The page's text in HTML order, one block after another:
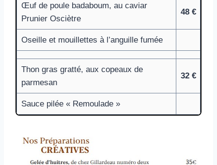
Œuf de poule badaboum, au caviar
Prunier Osciètre
48 €
Oseille et mouillettes à l’anguille fumée
Thon gras gratté, aux copeaux de
parmesan
32 €
Sauce pilée « Remoulade »